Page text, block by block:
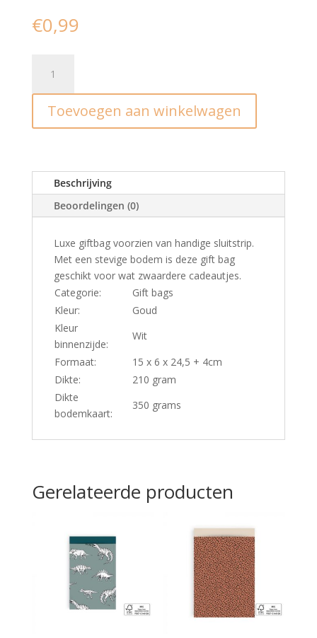
€0,99
goud-
(2st)
Toevoegen aan winkelwagen
Beschrijving
Beoordelingen (0)
Luxe giftbag voorzien van handige sluitstrip.
Met een stevige bodem is deze gift bag
geschikt voor wat zwaardere cadeautjes.
Categorie:
Gift bags
Kleur:
Goud
Kleur
binnenzijde:
Wit
Formaat:
15 x 6 x 24,5 + 4cm
Dikte:
210 gram
Dikte
bodemkaart:
350 grams
Gerelateerde producten